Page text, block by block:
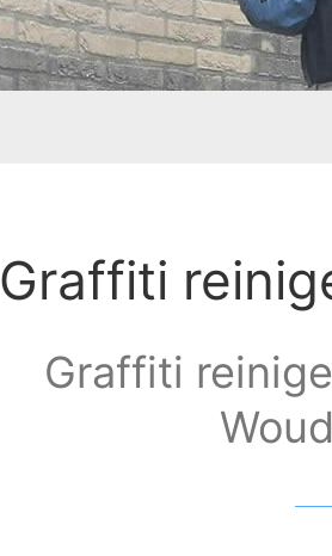
Graffiti
Graffiti